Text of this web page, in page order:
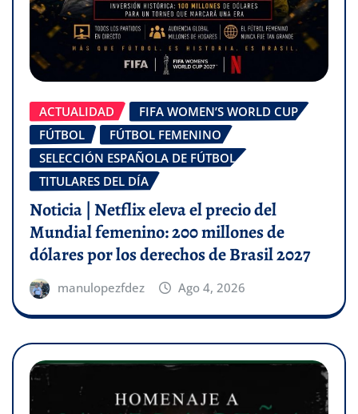
ACTUALIDAD
FIFA WOMEN’S WORLD CUP
FÚTBOL
FÚTBOL FEMENINO
SELECCIÓN ESPAÑOLA DE FÚTBOL
TITULARES DEL DÍA
Noticia | Netflix eleva el precio del
Mundial femenino: 200 millones de
dólares por los derechos de Brasil 2027
manulopezfdez Ago 4, 2026